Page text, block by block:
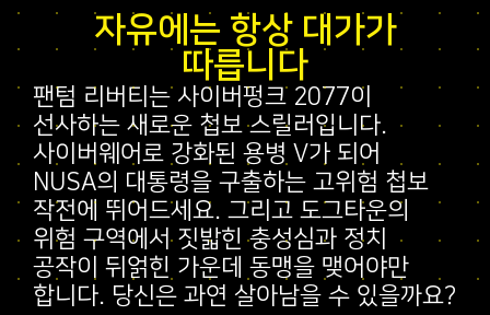
자유에는 항상 대가가
따릅니다
팬텀 리버티는 사이버펑크 2077이
선사하는 새로운 첩보 스릴러입니다.
사이버웨어로 강화된 용병 V가 되어
NUSA의 대통령을 구출하는 고위험 첩보
작전에 뛰어드세요. 그리고 도그타운의
위험 구역에서 짓밟힌 충성심과 정치
공작이 뒤얽힌 가운데 동맹을 맺어야만
합니다. 당신은 과연 살아남을 수 있을까요?